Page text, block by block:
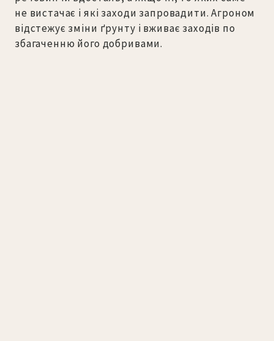
не вистачає і які заходи запровадити. Агроном
відстежує зміни ґрунту і вживає заходів по
збагаченню його добривами.